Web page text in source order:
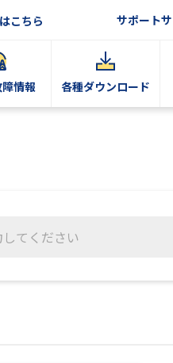
こちら サポート
情報 各種ダウンロード